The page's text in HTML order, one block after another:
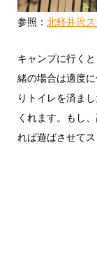
参照： 北軽井沢
キャンプに行く
緒の場合は適度
りトイレを済ま
くれます。もし
れば遊ばさせて